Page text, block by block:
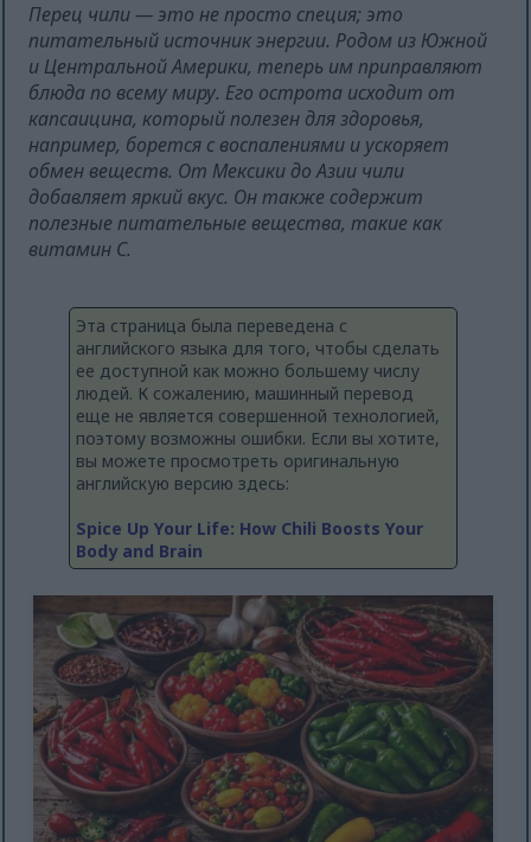
Перец чили — это не просто специя; это
питательный источник энергии. Родом из Южной
и Центральной Америки, теперь им приправляют
блюда по всему миру. Его острота исходит от
капсаицина, который полезен для здоровья,
например, борется с воспалениями и ускоряет
обмен веществ. От Мексики до Азии чили
добавляет яркий вкус. Он также содержит
полезные питательные вещества, такие как
витамин С.
Эта страница была переведена с
английского языка для того, чтобы сделать
ее доступной как можно большему числу
людей. К сожалению, машинный перевод
еще не является совершенной технологией,
поэтому возможны ошибки. Если вы хотите,
вы можете просмотреть оригинальную
английскую версию здесь:
Spice Up Your Life: How Chili Boosts Your
Body and Brain